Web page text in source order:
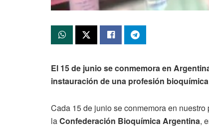
El 15 de junio se conmemora en
instauración de una profesión
Cada 15 de junio se conmemora en
laConfederación Bioquímica Argentina,